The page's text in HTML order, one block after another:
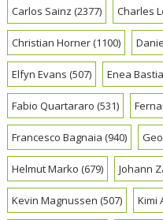
Carlos Sainz (2377) Charles
Christian Horner(1100)
Elfyn Evans (507) Enea
Fabio Quartararo (531)
Francesco Bagnaia (940)
Helmut Marko (679) Johann
Kevin Magnussen (507) Kimi